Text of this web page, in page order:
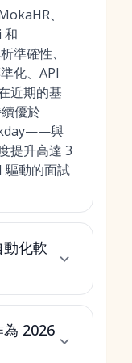
、
和
準確性、
化、API
近期的基
優於
與
提升高達 3
驅動的面試
化軟
2026